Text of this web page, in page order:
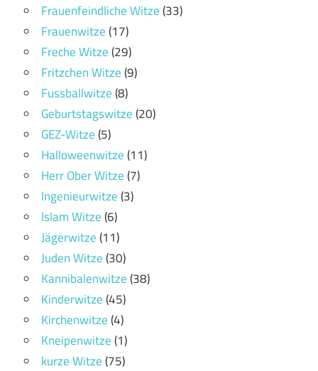
Frauenfeindliche Witze(33)
Frauenwitze(17)
Freche Witze(29)
Fritzchen Witze(9)
Fussballwitze(8)
Geburtstagswitze(20)
GEZ-Witze(5)
Halloweenwitze(11)
Herr Ober Witze(7)
Ingenieurwitze(3)
Islam Witze(6)
Jägerwitze(11)
Juden Witze(30)
Kannibalenwitze(38)
Kinderwitze(45)
Kirchenwitze(4)
Kneipenwitze(1)
kurze Witze(75)